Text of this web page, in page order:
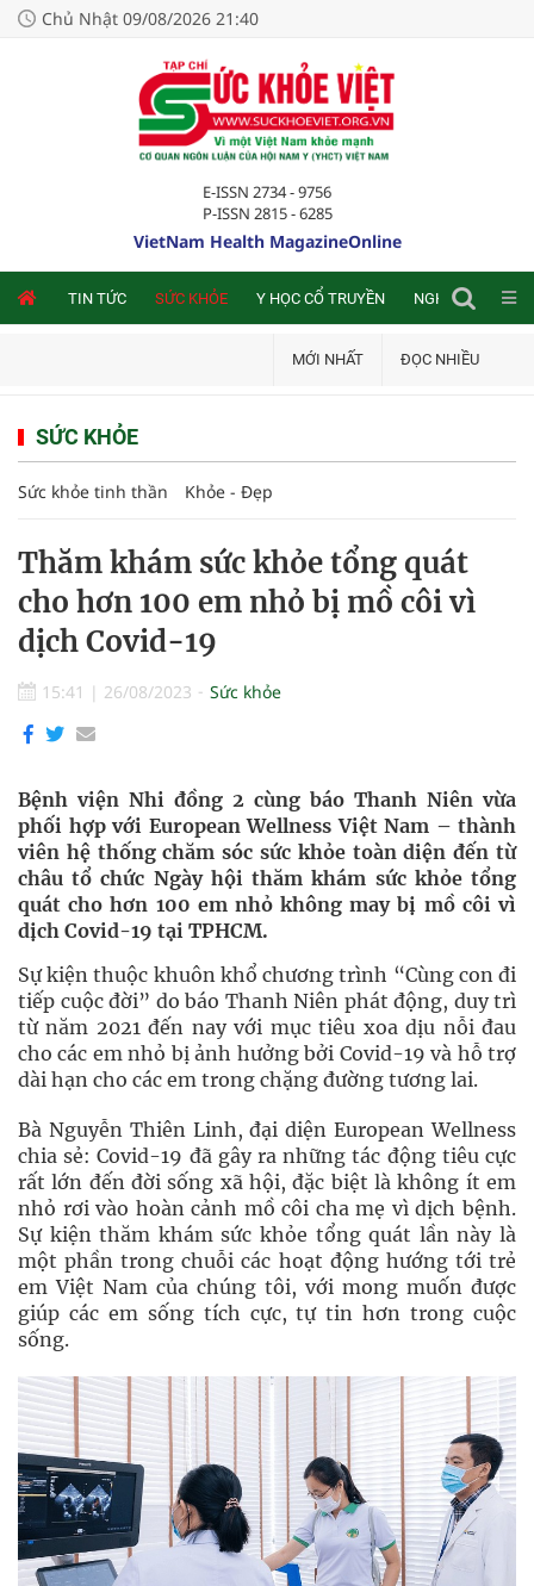
Chủ Nhật 09/08/2026 21:40
E-ISSN 2734 - 9756
P-ISSN 2815 - 6285
VietNam Health MagazineOnline
TIN TỨC SỨC KHỎE Y HỌC CỔ TRUYỀN NGHIÊN CỨU
MỚI NHẤT ĐỌC NHIỀU
SỨC KHỎE
Sức khỏe tinh thần Khỏe - Đẹp
Thăm khám sức khỏe tổng quát
cho hơn 100 em nhỏ bị mồ côi vì
dịch Covid-19
15:41 | 26/08/2023 Sức khỏe
Bệnh viện Nhi đồng 2 cùng báo Thanh Niên vừa
phối hợp với European Wellness Việt Nam – thành
viên hệ thống chăm sóc sức khỏe toàn diện đến từ
châu tổ chức Ngày hội thăm khám sức khỏe tổng
quát cho hơn 100 em nhỏ không may bị mồ côi vì
dịch Covid-19 tại TPHCM.
Sự kiện thuộc khuôn khổ chương trình “Cùng con đi
tiếp cuộc đời” do báo Thanh Niên phát động, duy trì
từ năm 2021 đến nay với mục tiêu xoa dịu nỗi đau
cho các em nhỏ bị ảnh hưởng bởi Covid-19 và hỗ trợ
dài hạn cho các em trong chặng đường tương lai.
Bà Nguyễn Thiên Linh, đại diện European Wellness
chia sẻ: Covid-19 đã gây ra những tác động tiêu cực
rất lớn đến đời sống xã hội, đặc biệt là không ít em
nhỏ rơi vào hoàn cảnh mồ côi cha mẹ vì dịch bệnh.
Sự kiện thăm khám sức khỏe tổng quát lần này là
một phần trong chuỗi các hoạt động hướng tới trẻ
em Việt Nam của chúng tôi, với mong muốn được
giúp các em sống tích cực, tự tin hơn trong cuộc
sống.